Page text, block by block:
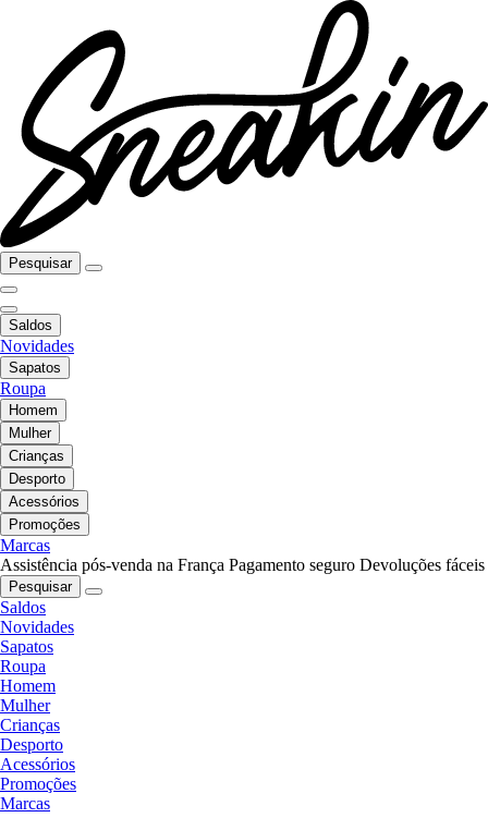
Pesquisar
Saldos
Novidades
Sapatos
Roupa
Homem
Mulher
Crianças
Desporto
Acessórios
Promoções
Marcas
Assistência pós-venda na França Pagamento seguro Devoluções fáceis
Pesquisar
Saldos
Novidades
Sapatos
Roupa
Homem
Mulher
Crianças
Desporto
Acessórios
Promoções
Marcas